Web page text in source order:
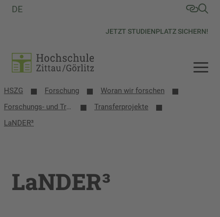
JETZT STUDIENPLATZ SICHERN!
DE
HSZG Forschung
Woran wir forschen
Forschungs- und Transferprojekte
Transferprojekte
LaNDER³
LaNDER³